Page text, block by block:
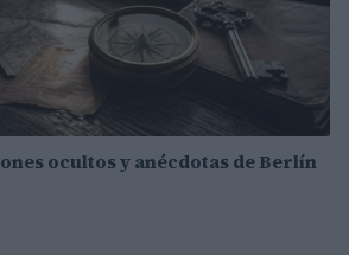
ocultos y anécdotas de Berlín